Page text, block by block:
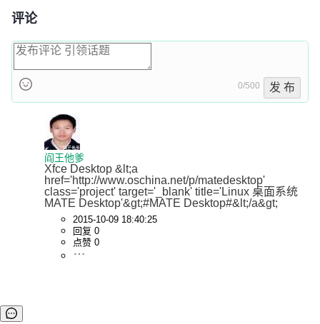
评论
0/500 发 布
阎王他爹
Xfce Desktop &lt;a
href='http://www.oschina.net/p/matedesktop'
class='project' target='_blank' title='Linux 桌面系统
MATE Desktop'&gt;#MATE Desktop#&lt;/a&gt;
2015-10-09 18:40:25
回复 0
点赞 0